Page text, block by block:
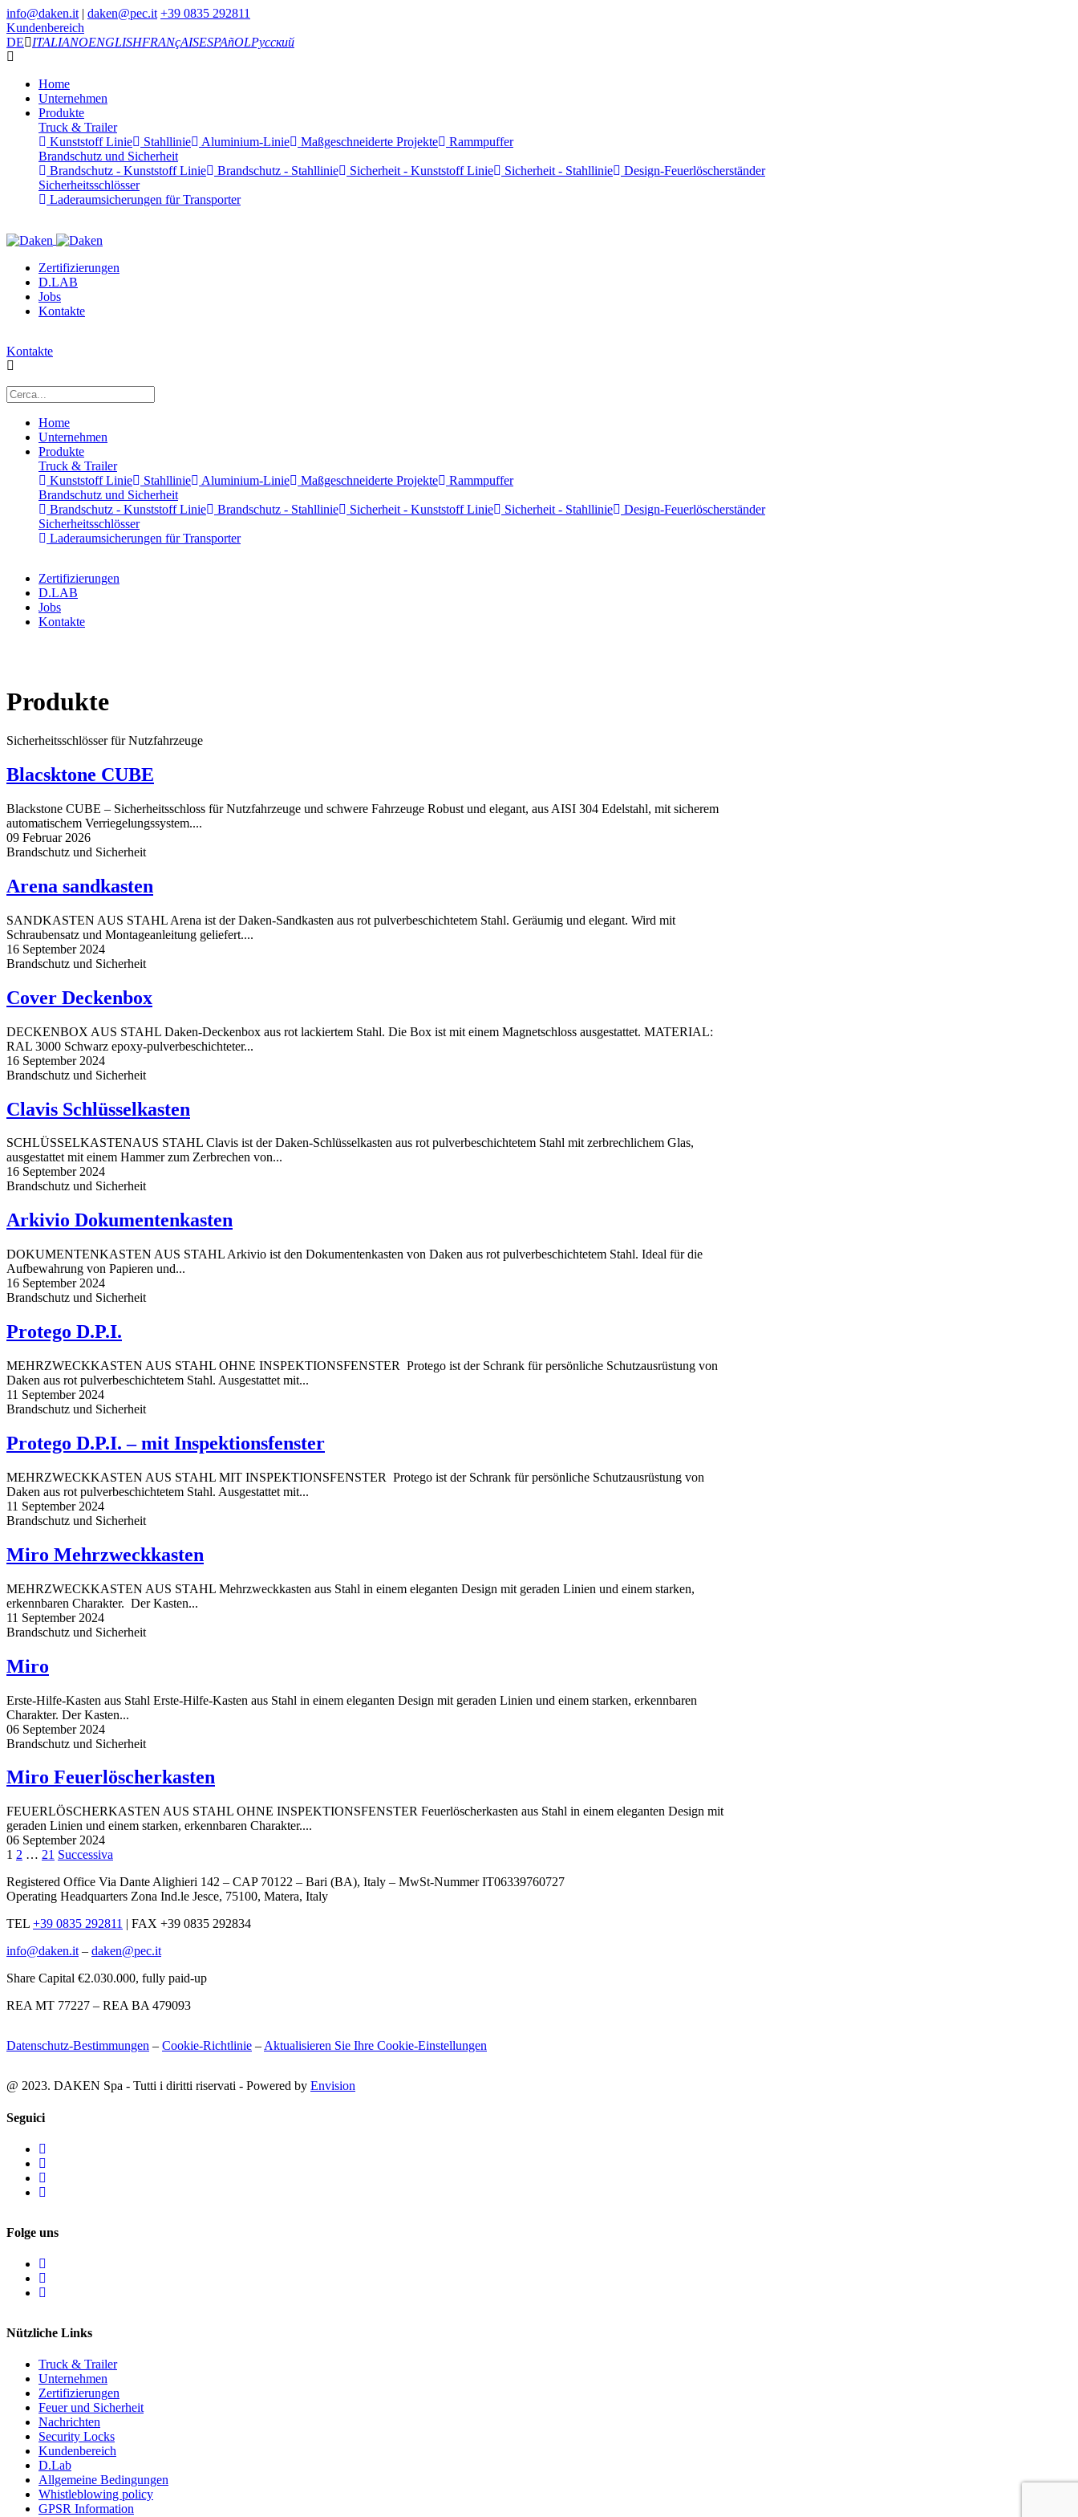
info@daken.it | daken@pec.it +39 0835 292811
Kundenbereich
DE
ITALIANOENGLISHFRANçAISESPAñOLРусский
Home
Unternehmen
Produkte
Truck & Trailer
Kunststoff Linie
Stahllinie Aluminium-Linie Maßgeschneiderte Projekte
Rammpuffer
Brandschutz und Sicherheit
Brandschutz - Kunststoff Linie
Brandschutz - Stahllinie Sicherheit - Kunststoff Linie Sicherheit - Stahllinie
Design-Feuerlöscherständer
Sicherheitsschlösser
Laderaumsicherungen für Transporter
Zertifizierungen
D.LAB
Jobs
Kontakte
Kontakte
Home
Unternehmen
Produkte
Truck & Trailer
Kunststoff Linie
Stahllinie Aluminium-Linie Maßgeschneiderte Projekte
Rammpuffer
Brandschutz und Sicherheit
Brandschutz - Kunststoff Linie
Brandschutz - Stahllinie Sicherheit - Kunststoff Linie Sicherheit - Stahllinie
Design-Feuerlöscherständer
Sicherheitsschlösser
Laderaumsicherungen für Transporter
Zertifizierungen
D.LAB
Jobs
Kontakte
Produkte
Sicherheitsschlösser für Nutzfahrzeuge
Blacsktone CUBE
Blackstone CUBE – Sicherheitsschloss für Nutzfahrzeuge und schwere Fahrzeuge Robust und elegant, aus AISI 304 Edelstahl, mit sicherem
automatischem Verriegelungssystem....
09 Februar 2026
Brandschutz und Sicherheit
Arena sandkasten
SANDKASTEN AUS STAHL Arena ist der Daken-Sandkasten aus rot pulverbeschichtetem Stahl. Geräumig und elegant. Wird mit
Schraubensatz und Montageanleitung geliefert....
16 September 2024
Brandschutz und Sicherheit
Cover Deckenbox
DECKENBOX AUS STAHL Daken-Deckenbox aus rot lackiertem Stahl. Die Box ist mit einem Magnetschloss ausgestattet. MATERIAL:
RAL 3000 Schwarz epoxy-pulverbeschichteter...
16 September 2024
Brandschutz und Sicherheit
Clavis Schlüsselkasten
SCHLÜSSELKASTENAUS STAHL Clavis ist der Daken-Schlüsselkasten aus rot pulverbeschichtetem Stahl mit zerbrechlichem Glas,
ausgestattet mit einem Hammer zum Zerbrechen von...
16 September 2024
Brandschutz und Sicherheit
Arkivio Dokumentenkasten
DOKUMENTENKASTEN AUS STAHL Arkivio ist den Dokumentenkasten von Daken aus rot pulverbeschichtetem Stahl. Ideal für die
Aufbewahrung von Papieren und...
16 September 2024
Brandschutz und Sicherheit
Protego D.P.I.
MEHRZWECKKASTEN AUS STAHL OHNE INSPEKTIONSFENSTER Protego ist der Schrank für persönliche Schutzausrüstung von
Daken aus rot pulverbeschichtetem Stahl. Ausgestattet mit...
11 September 2024
Brandschutz und Sicherheit
Protego D.P.I. – mit Inspektionsfenster
MEHRZWECKKASTEN AUS STAHL MIT INSPEKTIONSFENSTER Protego ist der Schrank für persönliche Schutzausrüstung von
Daken aus rot pulverbeschichtetem Stahl. Ausgestattet mit...
11 September 2024
Brandschutz und Sicherheit
Miro Mehrzweckkasten
MEHRZWECKKASTEN AUS STAHL Mehrzweckkasten aus Stahl in einem eleganten Design mit geraden Linien und einem starken,
erkennbaren Charakter. Der Kasten...
11 September 2024
Brandschutz und Sicherheit
Miro
Erste-Hilfe-Kasten aus Stahl Erste-Hilfe-Kasten aus Stahl in einem eleganten Design mit geraden Linien und einem starken, erkennbaren
Charakter. Der Kasten...
06 September 2024
Brandschutz und Sicherheit
Miro Feuerlöscherkasten
FEUERLÖSCHERKASTEN AUS STAHL OHNE INSPEKTIONSFENSTER Feuerlöscherkasten aus Stahl in einem eleganten Design mit
geraden Linien und einem starken, erkennbaren Charakter....
06 September 2024
Seitennummerierung
der
Beiträge
Pagina
1 Pagina
2 … Pagina
21 Successiva
Registered Office Via Dante Alighieri 142 – CAP 70122 – Bari (BA), Italy – MwSt-Nummer IT06339760727
Operating Headquarters Zona Ind.le Jesce, 75100, Matera, Italy
TEL +39 0835 292811 | FAX +39 0835 292834
info@daken.it – daken@pec.it
Share Capital €2.030.000, fully paid-up
REA MT 77227 – REA BA 479093
Datenschutz-Bestimmungen – Cookie-Richtlinie – Aktualisieren Sie Ihre Cookie-Einstellungen
@ 2023. DAKEN Spa - Tutti i diritti riservati - Powered by Envision
Seguici
Folge uns
Nützliche Links
Truck & Trailer
Unternehmen
Zertifizierungen
Feuer und Sicherheit
Nachrichten
Security Locks
Kundenbereich
D.Lab
Allgemeine Bedingungen
Whistleblowing policy
GPSR Information